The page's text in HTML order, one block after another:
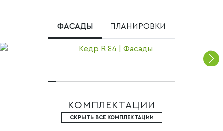
ФАСАДЫ ПЛАНИРОВКИ
КОМПЛЕКТАЦИИ
СКРЫТЬ ВСЕ КОМПЛЕКТАЦИИ